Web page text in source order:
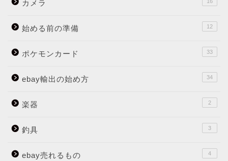
カメラ
始める前の準備 12
ポケモンカード 33
ebay輸出の始め方 34
楽器 2
釣具 3
ebay売れるもの 4